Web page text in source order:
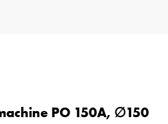
PO 150A, ∅150